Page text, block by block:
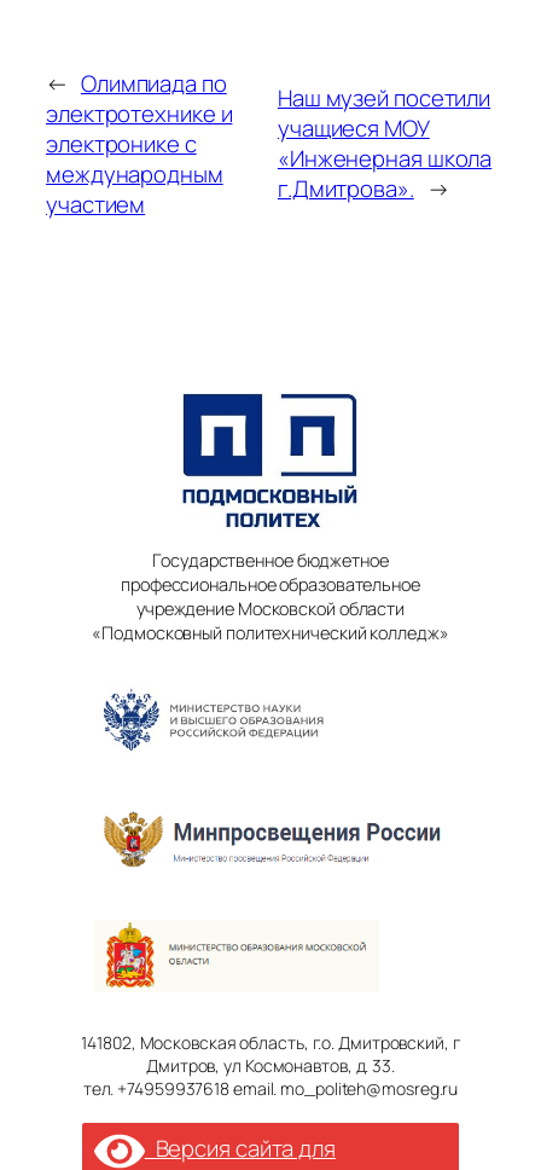
← Олимпиада по
электротехнике и
электронике с
международным
участием
Наш музей посетили
учащиеся МОУ
«Инженерная школа
г.Дмитрова». →
Государственное бюджетное
профессиональное образовательное
учреждение Московской области
«Подмосковный политехнический колледж»
141802, Московская область, г.о. Дмитровский, г
Дмитров, ул Космонавтов, д. 33.
тел. +74959937618 email. mo_politeh@mosreg.ru
Версия сайта для